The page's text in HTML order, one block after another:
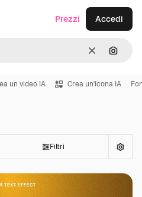
CancellaCerca
Prezzi Accedi
un video IA Crea un'icona IA
Filtri